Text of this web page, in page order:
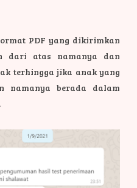
PDF yang dikirimkan
dari atas namanya dan
terhingga jika anak yang
namanya berada dalam